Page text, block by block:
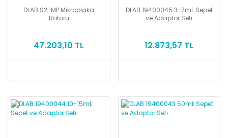
DLAB S2-MP Mikroplaka
Rotoru
47.203,10 TL
DLAB 19400045 3-7mL Sepet
ve Adaptör Seti
12.873,57 TL